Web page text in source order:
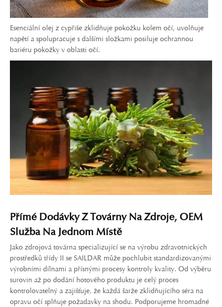
Esenciální olej z cypřiše zklidňuje pokožku kolem očí, uvolňuje
napětí a spolupracuje s dalšími složkami posiluje ochrannou
bariéru pokožky v oblasti očí.
Přímé Dodávky Z Továrny Na Zdroje, OEM
Služba Na Jednom Místě
Jako zdrojová továrna specializující se na výrobu zdravotnických
prostředků třídy II se SAILDAR může pochlubit standardizovanými
výrobními dílnami a přísnými procesy kontroly kvality. Od výběru
surovin až po dodání hotového produktu je celý proces
kontrolovatelný a zajišťuje, že každá šarže zklidňujícího séra na
opravu očí splňuje požadavky na shodu. Podporujeme hromadné